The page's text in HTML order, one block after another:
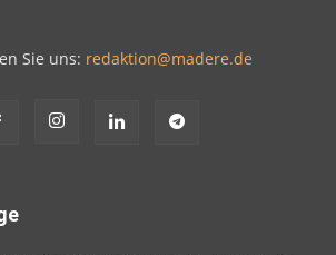
Sie uns: redaktion@madere.de